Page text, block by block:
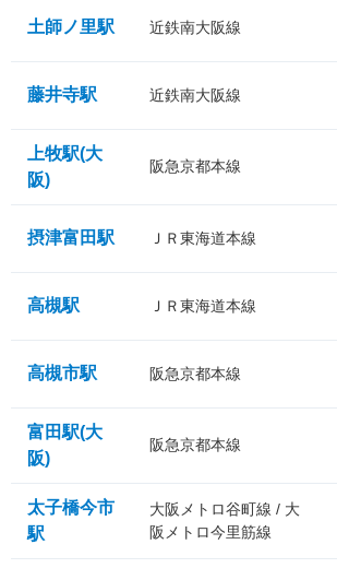
土師ノ里駅 近鉄南大阪線
藤井寺駅 近鉄南大阪線
上牧駅(大
阪)
阪急京都本線
摂津富田駅 ＪＲ東海道本線
高槻駅 ＪＲ東海道本線
高槻市駅 阪急京都本線
富田駅(大
阪)
阪急京都本線
太子橋今市
駅
大阪メトロ谷町線 / 大
阪メトロ今里筋線